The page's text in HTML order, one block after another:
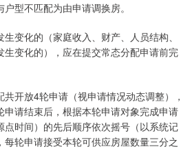
型不匹配为由申请调换房。
化的（家庭收入、财产、人员结构、
变化的），应在提交常态分配申请前完
开放4轮申请（视申请情况动态调整），
请结束后，根据本轮申请对象完成申请
点时间）的先后顺序依次摇号（以系统记
轮申请接受本轮可供应房屋数量三分之